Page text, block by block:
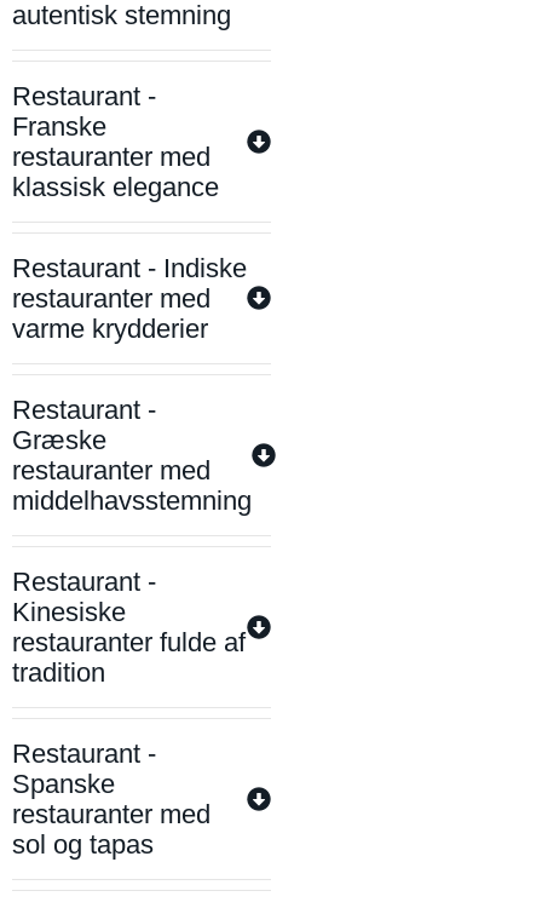
autentisk stemning
Restaurant -
Franske
restauranter med
klassisk elegance
Restaurant - Indiske
restauranter med
varme krydderier
Restaurant -
Græske
restauranter med
middelhavsstemning
Restaurant -
Kinesiske
restauranter fulde af
tradition
Restaurant -
Spanske
restauranter med
sol og tapas